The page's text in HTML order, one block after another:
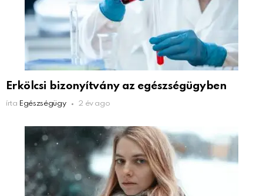
Erkölcsi bizonyítvány az egészségügyben
írta Egészségügy 2 év ago